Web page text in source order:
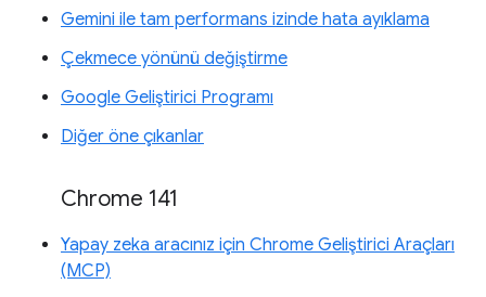
Gemini ile tam performans izinde hata ayıklama
Çekmece yönünü değiştirme
Google Geliştirici Programı
Diğer öne çıkanlar
Chrome 141
Yapay zeka aracınız için Chrome Geliştirici Araçları
(MCP)